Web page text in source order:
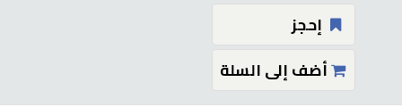
إحجز
أضف إلى السلة